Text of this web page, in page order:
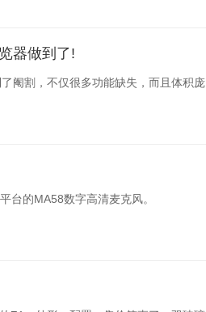
器做到了!
阉割，不仅很多功能缺失，而且体积庞
台的MA58数字高清麦克风。